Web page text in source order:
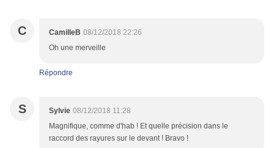
C CamilleB 08/12/2018 22:26
Oh une merveille
Répondre
S Sylvie 08/12/2018 11:28
Magnifique, comme d'hab ! Et quelle précision dans le
raccord des rayures sur le devant ! Bravo !